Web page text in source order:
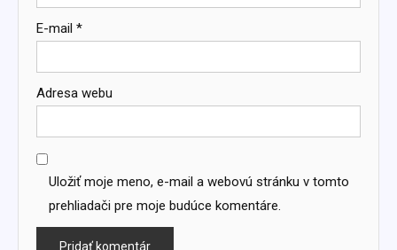
E-mail *
Adresa webu
Uložiť moje meno, e-mail a webovú stránku v tomto
prehliadači pre moje budúce komentáre.